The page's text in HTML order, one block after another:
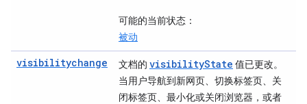
可能的当前状态 ：
被动
visibilitychange 文档的 visibilityState 值已更改。
当用户导航到新网页、切换标签页、关
闭标签页、最小化或关闭浏览器，或者